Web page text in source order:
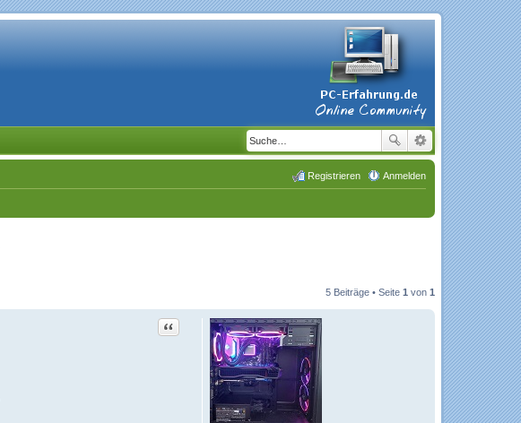
Anmelden
Registrieren
5 Beiträge • Seite 1 von 1
Zitat